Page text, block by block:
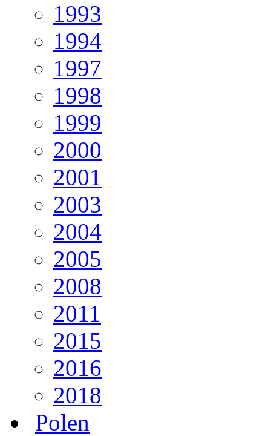
1993
1994
1997
1998
1999
2000
2001
2003
2004
2005
2008
2011
2015
2016
2018
Polen